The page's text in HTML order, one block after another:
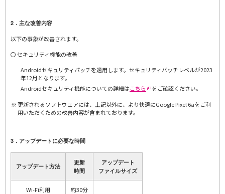
2．主な改善内容
以下の事象が改善されます。
〇 セキュリティ機能の改善
Androidセキュリティパッチを適用します。セキュリティパッチレベルが2023
年12月となります。
Androidセキュリティ機能についての詳細はこちら
をご確認ください。
更新されるソフトウェアには、上記以外に、より快適にGoogle Pixel 6aをご利
用いただくための改善内容が含まれております。
3．アップデートに必要な時間
アップデート方法
更新
時間
アップデート
ファイルサイズ
Wi-Fi利用
約30分